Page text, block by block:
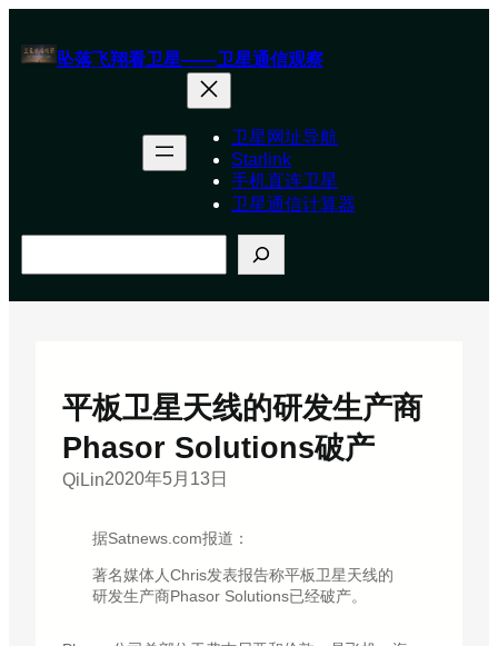
内
坠落飞翔看卫星——卫星通信观察
卫星网址导航
Starlink
手机直连卫星
卫星通信计算器
平板卫星天线的研发生产商
Phasor Solutions破产
QiLin2020年5月13日
据Satnews.com报道：
著名媒体人Chris发表报告称平板卫星天线的
研发生产商Phasor Solutions已经破产。